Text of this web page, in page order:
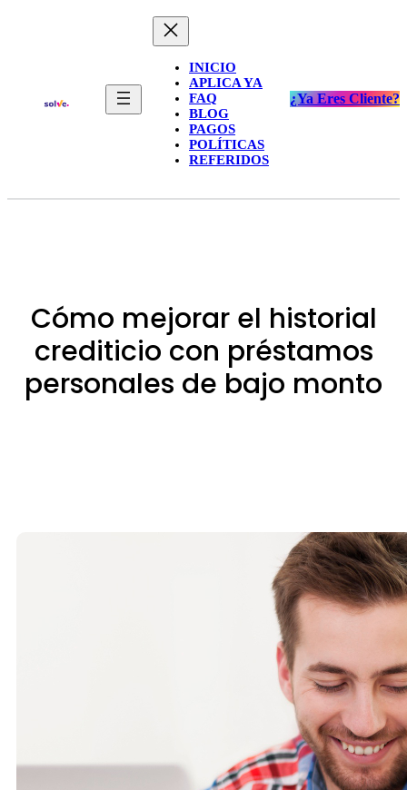
INICIO
APLICA YA
FAQ
BLOG
PAGOS
POLÍTICAS
REFERIDOS
¿Ya Eres Cliente?
Cómo mejorar el historial
crediticio con préstamos
personales de bajo monto